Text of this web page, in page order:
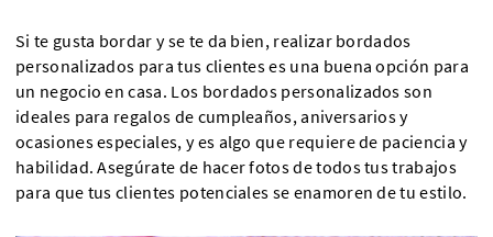
Si te gusta bordar y se te da bien, realizar bordados
personalizados para tus clientes es una buena opción para
un negocio en casa. Los bordados personalizados son
ideales para regalos de cumpleaños, aniversarios y
ocasiones especiales, y es algo que requiere de paciencia y
habilidad. Asegúrate de hacer fotos de todos tus trabajos
para que tus clientes potenciales se enamoren de tu estilo.